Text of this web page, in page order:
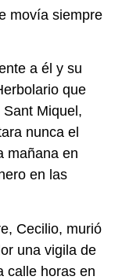
movía siempre
a él y su
que
Miquel,
nunca el
mañana en
en las
Cecilio, murió
una vigila de
calle horas en